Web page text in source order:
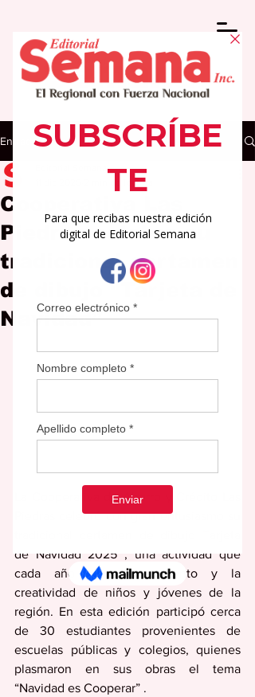
Entrada
Cooperativa Las
Piedras celebra su
tradicional certamen
de dibujo “Tarjeta de
Navidad”
2 min de lectura
La Cooperativa de Ahorro y Crédito Las
Piedras celebró con gran entusiasmo su
de Navidad 2025 , una actividad que
cada año reúne el talento y la
creatividad de niños y jóvenes de la
región. En esta edición participó cerca
de 30 estudiantes provenientes de
escuelas públicas y colegios, quienes
plasmaron en sus obras el tema
“Navidad es Cooperar” .